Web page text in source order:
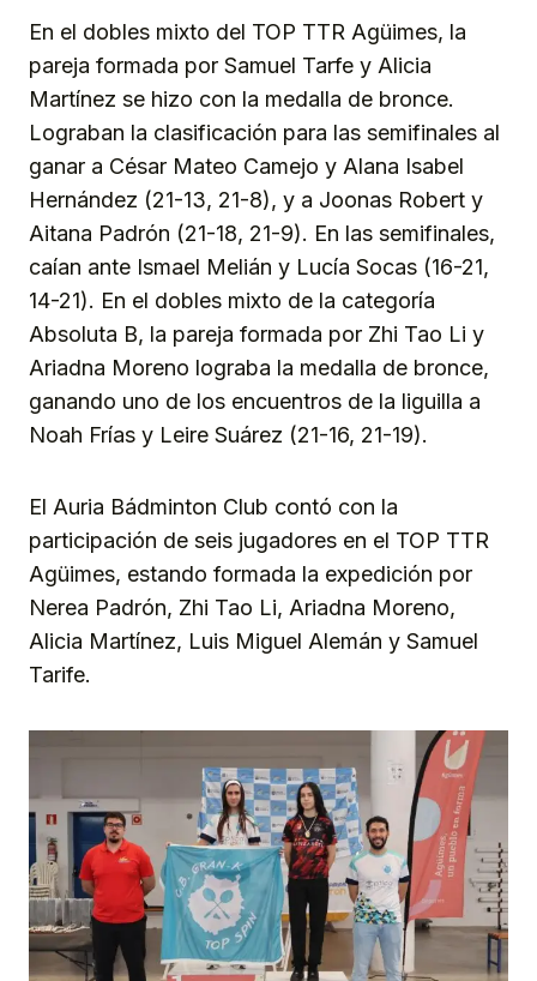
En el dobles mixto del TOP TTR Agüimes, la
pareja formada por Samuel Tarfe y Alicia
Martínez se hizo con la medalla de bronce.
Lograban la clasificación para las semifinales al
ganar a César Mateo Camejo y Alana Isabel
Hernández (21-13, 21-8), y a Joonas Robert y
Aitana Padrón (21-18, 21-9). En las semifinales,
caían ante Ismael Melián y Lucía Socas (16-21,
14-21). En el dobles mixto de la categoría
Absoluta B, la pareja formada por Zhi Tao Li y
Ariadna Moreno lograba la medalla de bronce,
ganando uno de los encuentros de la liguilla a
Noah Frías y Leire Suárez (21-16, 21-19).
El Auria Bádminton Club contó con la
participación de seis jugadores en el TOP TTR
Agüimes, estando formada la expedición por
Nerea Padrón, Zhi Tao Li, Ariadna Moreno,
Alicia Martínez, Luis Miguel Alemán y Samuel
Tarife.